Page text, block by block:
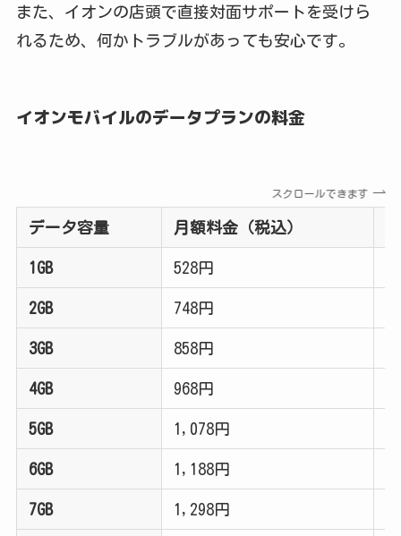
また、イオンの店頭で直接対面サポートを受けら
れるため、何かトラブルがあっても安心です。
イオンモバイルのデータプランの料金
スクロールできます
データ容量 月額料金（税込）
1GB 528円
2GB 748円
3GB 858円
4GB 968円
5GB 1,078円
6GB 1,188円
7GB 1,298円